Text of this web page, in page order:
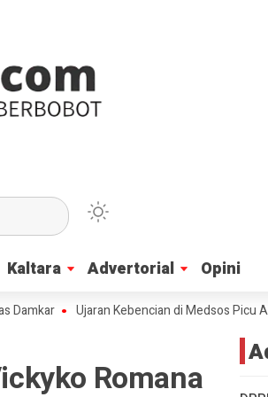
Kaltara Advertorial Opini
Kaltara Advertorial Opini
Ujaran Kebencian di Medsos Picu Amarah
Romana